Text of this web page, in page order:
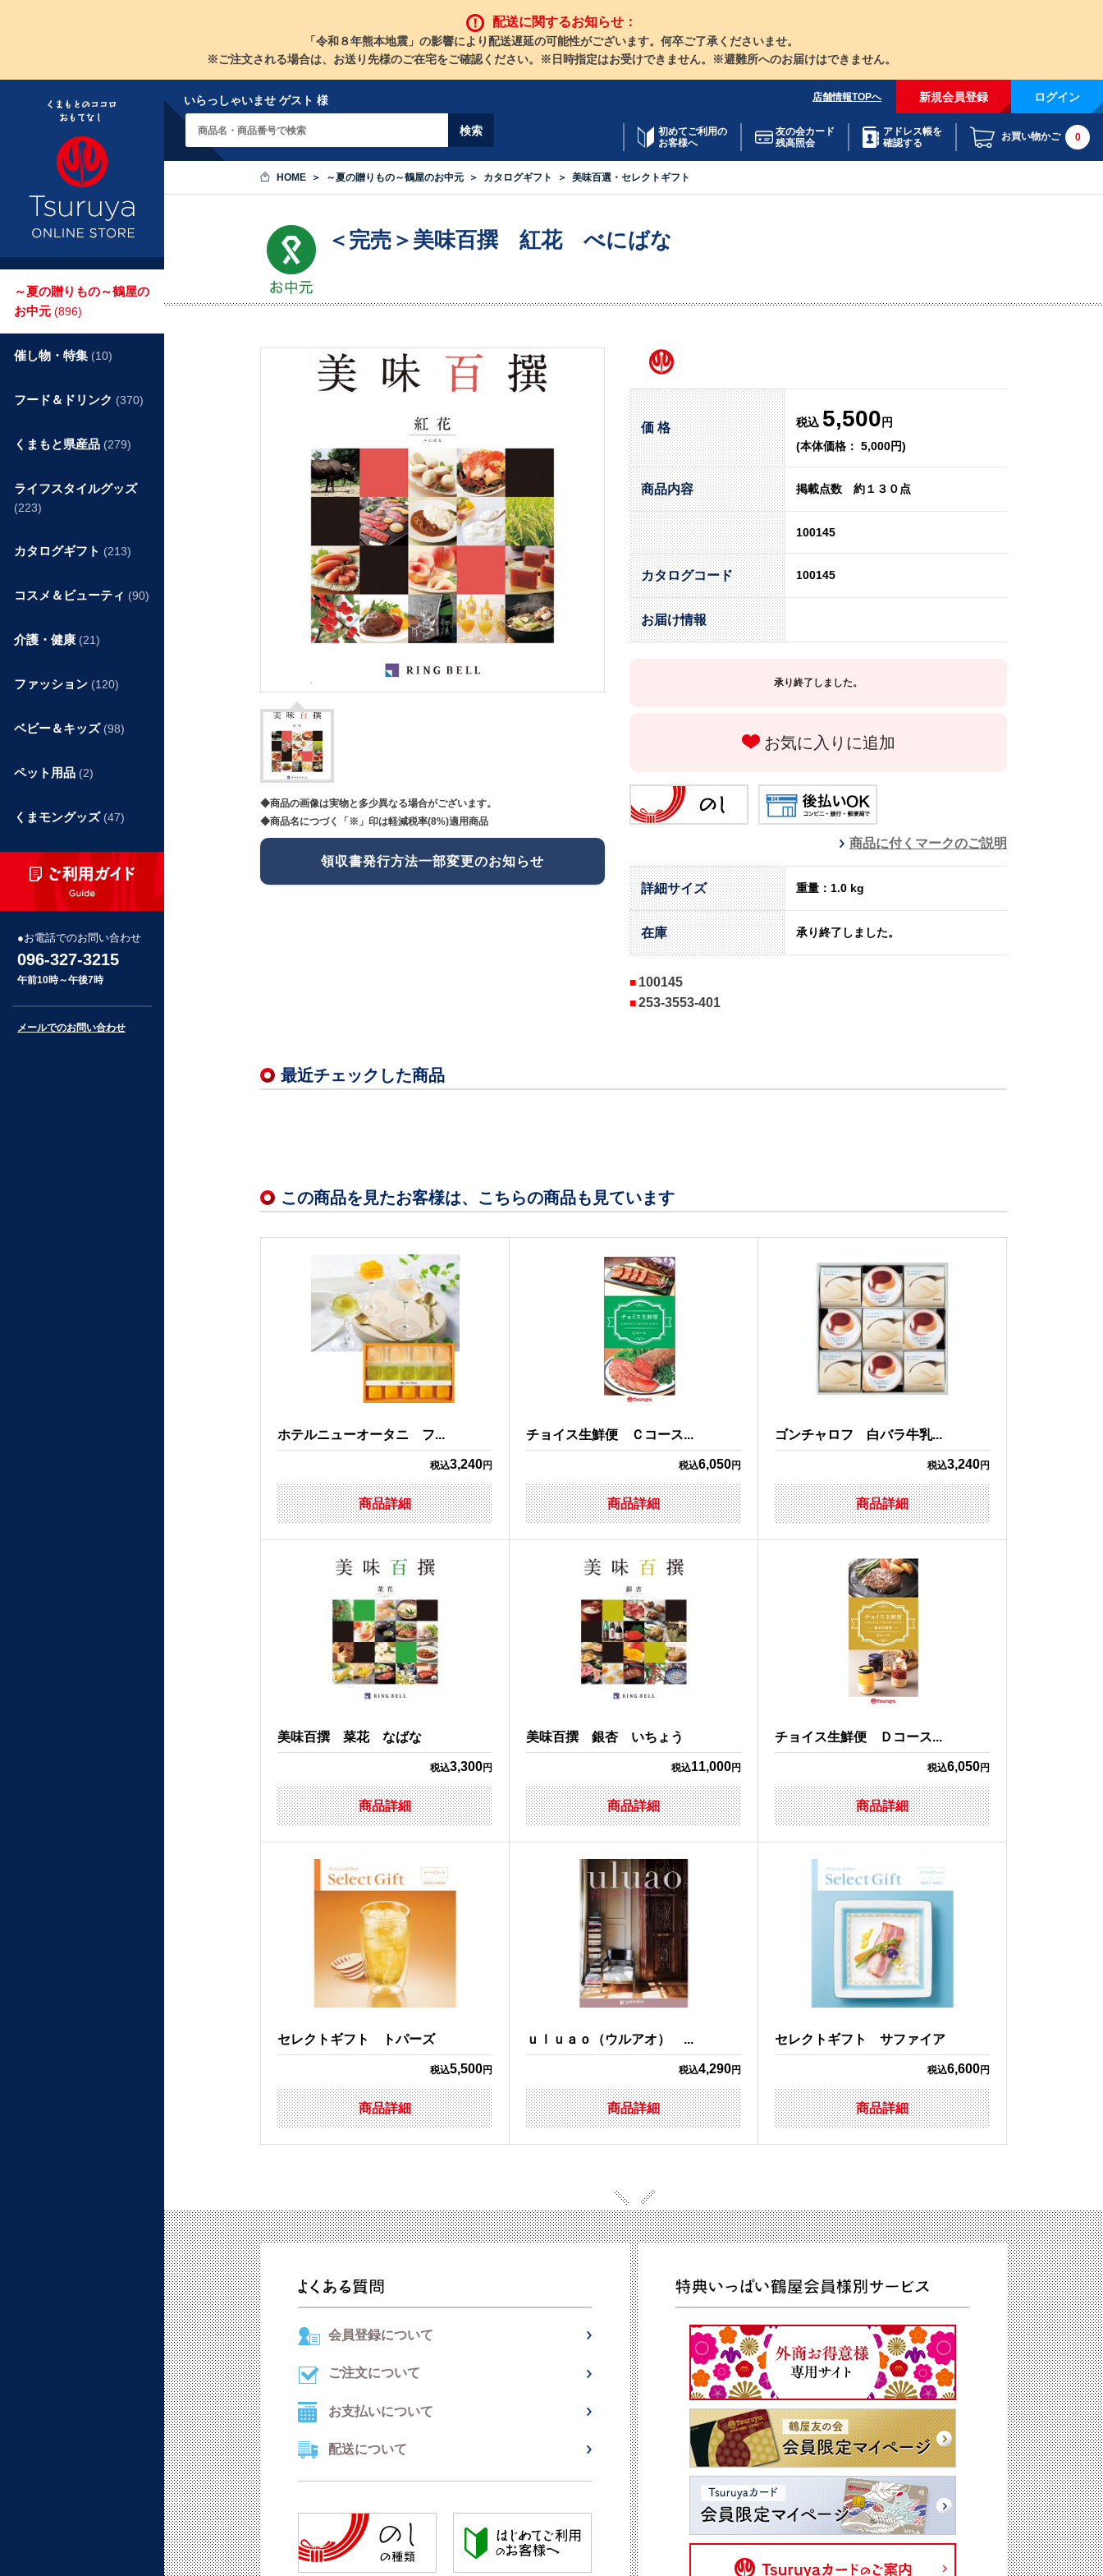
配送に関するお知らせ：
「令和８年熊本地震」の影響により配送遅延の可能性がございます。何卒ご了承くださいませ。
※ご注文される場合は、お送り先様のご在宅をご確認ください。※日時指定はお受けできません。※避難所へのお届けはできません。
いらっしゃいませ ゲスト 様 店舗情報TOPへ 新規会員登録 ログイン
初めてご利用の
お客様へ
友の会カード
残高照会
アドレス帳を
確認する
お買い物かご 0
HOME ～夏の贈りもの～鶴屋のお中元 カタログギフト 美味百選・セレクトギフト
＜完売＞美味百撰 紅花 べにばな
◆商品の画像は実物と多少異なる場合がございます。
◆商品名につづく「※」印は軽減税率(8%)適用商品
領収書発行方法一部変更のお知らせ
価 格 税込 5,500 円
(本体価格： 5,000円)
商品内容 掲載点数 約１３０点
100145
カタログコード 100145
お届け情報
承り終了しました。
お気に入りに追加
商品に付くマークのご説明
詳細サイズ 重量：1.0 kg
在庫 承り終了しました。
100145
253-3553-401
最近チェックした商品
この商品を見たお客様は、こちらの商品も見ています
ホテルニューオータニ フ...
税込3,240円
商品詳細
チョイス生鮮便 Ｃコース...
税込6,050円
商品詳細
ゴンチャロフ 白バラ牛乳...
税込3,240円
商品詳細
美味百撰 菜花 なばな
税込3,300円
商品詳細
美味百撰 銀杏 いちょう
税込11,000円
商品詳細
チョイス生鮮便 Ｄコース...
税込6,050円
商品詳細
セレクトギフト トパーズ
税込5,500円
商品詳細
ｕｌｕａｏ（ウルアオ） ...
税込4,290円
商品詳細
セレクトギフト サファイア
税込6,600円
商品詳細
～夏の贈りもの～鶴屋の
お中元 (896)
催し物・特集 (10)
フード＆ドリンク (370)
くまもと県産品 (279)
ライフスタイルグッズ
(223)
カタログギフト (213)
コスメ＆ビューティ (90)
介護・健康 (21)
ファッション (120)
ベビー＆キッズ (98)
ペット用品 (2)
くまモングッズ (47)
お電話でのお問い合わせ
096-327-3215
午前10時～午後7時
メールでのお問い合わせ
会員登録について
ご注文について
お支払いについて
配送について